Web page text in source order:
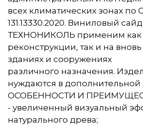
всех климатических зонах по
131.13330.2020. Виниловый
ТЕХНОНИКОЛЬ применим как
реконструкции, так и на
зданиях и сооружениях
различного назначения.
нуждаются в дополнительной
ОСОБЕННОСТИ И
- увеличенный визуальный
натурального древа;